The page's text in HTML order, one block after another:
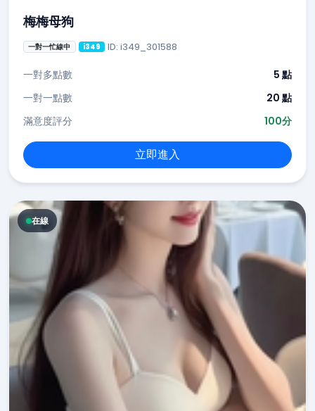
梅梅母狗
一對一忙線中 i349 ID: i349_301588
一對多點數
5 點
一對一點數
20 點
滿意度評分
100分
立即進入
在線